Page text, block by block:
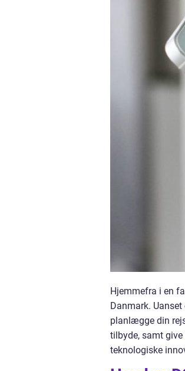
Hjemmefra i en
Danmark.
planlægge din
tilbyde, samt
teknologiske